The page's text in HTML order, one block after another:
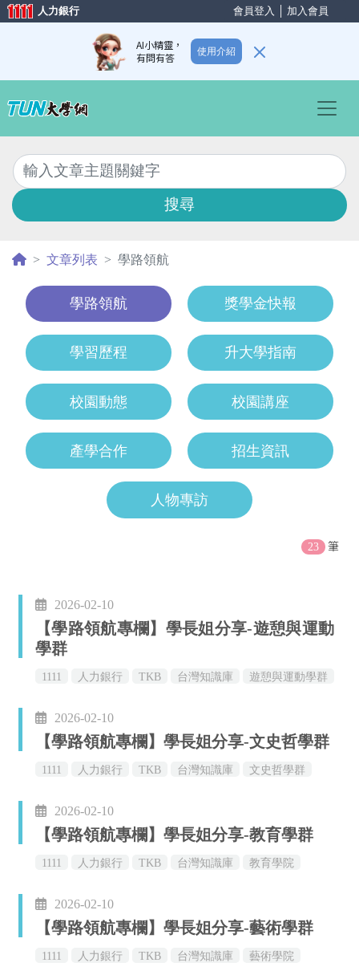
會員登入 加入會員
人力銀行
AI小精靈，
有問有答
使用介紹
搜尋
文章列表 學路領航
學路領航 獎學金快報
學習歷程 升大學指南
校園動態 校園講座
產學合作 招生資訊
人物專訪
23 筆
2026-02-10
【學路領航專欄】學長姐分享-遊憩與運動
學群
1111 人力銀行 TKB 台灣知識庫
遊憩與運動學群
2026-02-10
【學路領航專欄】學長姐分享-文史哲學群
1111 人力銀行 TKB 台灣知識庫
文史哲學群
2026-02-10
【學路領航專欄】學長姐分享-教育學群
1111 人力銀行 TKB 台灣知識庫
教育學院
2026-02-10
【學路領航專欄】學長姐分享-藝術學群
1111 人力銀行 TKB 台灣知識庫
藝術學院